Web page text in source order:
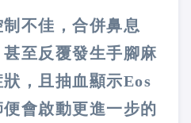
不佳，合併鼻息
至反覆發生手腳麻
，且抽血顯示Eos
會啟動更進一步的